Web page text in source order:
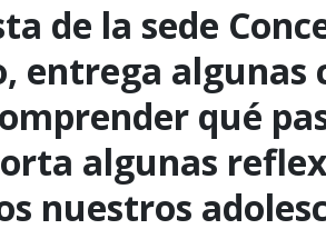
de la sede
entrega algunas
qué
algunas
nuestros